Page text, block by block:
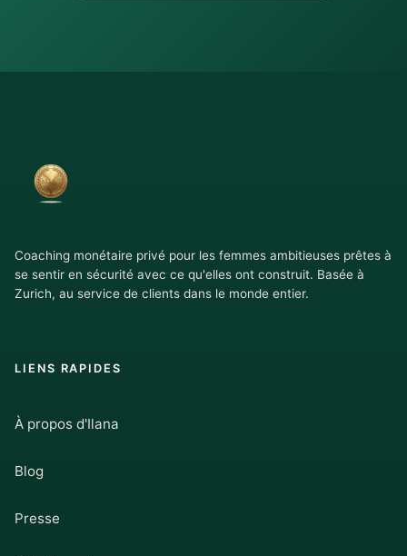
Coaching monétaire privé pour les femmes ambitieuses prêtes à
se sentir en sécurité avec ce qu'elles ont construit. Basée à
Zurich, au service de clients dans le monde entier.
LIENS RAPIDES
À propos d'Ilana
Blog
Presse